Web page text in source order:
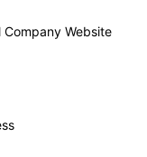
Company Website